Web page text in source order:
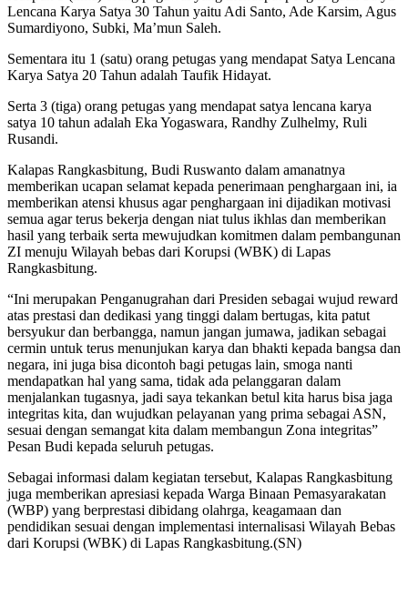
Lencana Karya Satya 30 Tahun yaitu Adi Santo, Ade Karsim, Agus
Sumardiyono, Subki, Ma’mun Saleh.
Sementara itu 1 (satu) orang petugas yang mendapat Satya Lencana
Karya Satya 20 Tahun adalah Taufik Hidayat.
Serta 3 (tiga) orang petugas yang mendapat satya lencana karya
satya 10 tahun adalah Eka Yogaswara, Randhy Zulhelmy, Ruli
Rusandi.
Kalapas Rangkasbitung, Budi Ruswanto dalam amanatnya
memberikan ucapan selamat kepada penerimaan penghargaan ini, ia
memberikan atensi khusus agar penghargaan ini dijadikan motivasi
semua agar terus bekerja dengan niat tulus ikhlas dan memberikan
hasil yang terbaik serta mewujudkan komitmen dalam pembangunan
ZI menuju Wilayah bebas dari Korupsi (WBK) di Lapas
Rangkasbitung.
“Ini merupakan Penganugrahan dari Presiden sebagai wujud reward
atas prestasi dan dedikasi yang tinggi dalam bertugas, kita patut
bersyukur dan berbangga, namun jangan jumawa, jadikan sebagai
cermin untuk terus menunjukan karya dan bhakti kepada bangsa dan
negara, ini juga bisa dicontoh bagi petugas lain, smoga nanti
mendapatkan hal yang sama, tidak ada pelanggaran dalam
menjalankan tugasnya, jadi saya tekankan betul kita harus bisa jaga
integritas kita, dan wujudkan pelayanan yang prima sebagai ASN,
sesuai dengan semangat kita dalam membangun Zona integritas”
Pesan Budi kepada seluruh petugas.
Sebagai informasi dalam kegiatan tersebut, Kalapas Rangkasbitung
juga memberikan apresiasi kepada Warga Binaan Pemasyarakatan
(WBP) yang berprestasi dibidang olahrga, keagamaan dan
pendidikan sesuai dengan implementasi internalisasi Wilayah Bebas
dari Korupsi (WBK) di Lapas Rangkasbitung.(SN)